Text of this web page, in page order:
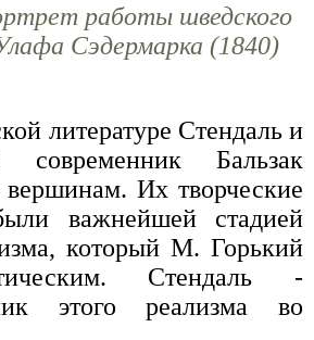
работы шведского
Сэдермарка (1840)
литературе Стендаль и
современник Бальзак
Их творческие
важнейшей стадией
который М. Горький
Стендаль -
этого реализма во